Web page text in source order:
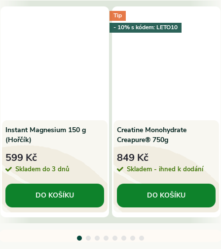
Instant Magnesium 150 g
(Hořčík)
599 Kč
Skladem do 3 dnů
DO KOŠÍKU
Tip
- 10% s kódem: LETO10
Creatine Monohydrate
Creapure® 750g
849 Kč
Skladem - ihned k dodání
DO KOŠÍKU